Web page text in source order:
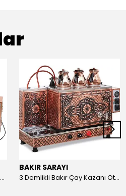
2 Demlikli Bakır Çay Kazanı, 25 Litre
BAKIR SARAYI
3 Demlikli Bakır Çay Kazanı Otomatik, 30 Litre